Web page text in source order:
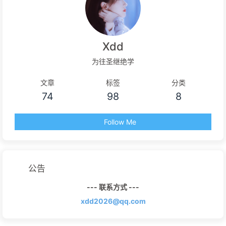
Xdd
为往圣继绝学
文章
74
标签
98
分类
8
Follow Me
公告
--- 联系方式 ---
xdd2026@qq.com